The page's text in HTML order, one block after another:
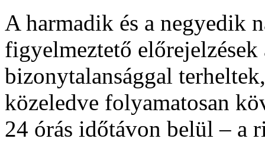
A harmadik és a negyedik
figyelmeztető
bizonytalansággal
közeledve folyamatosan
24 órás időtávon belül – a